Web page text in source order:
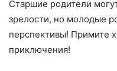
Старшие родители
зрелости, но молодые
перспективы! Примите
приключения!